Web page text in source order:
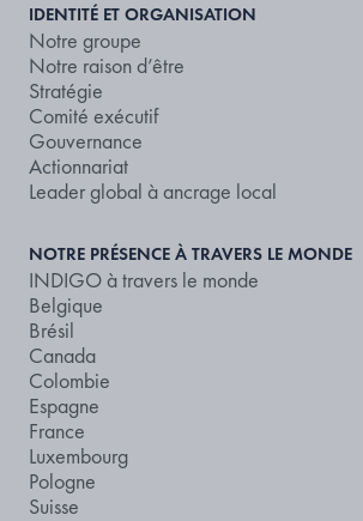
IDENTITÉ ET ORGANISATION
Notre groupe
Notre raison d’être
Stratégie
Comité exécutif
Gouvernance
Actionnariat
Leader global à ancrage local
NOTRE PRÉSENCE À TRAVERS LE MONDE
INDIGO à travers le monde
Belgique
Brésil
Canada
Colombie
Espagne
France
Luxembourg
Pologne
Suisse